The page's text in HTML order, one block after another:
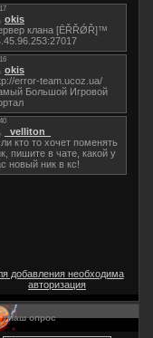
добавления необходима
авторизация
Наш опрос